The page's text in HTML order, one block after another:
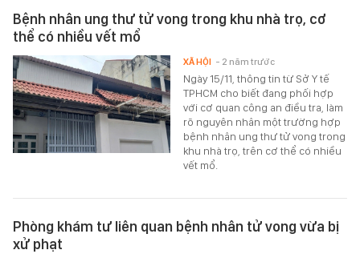
Bệnh nhân ung thư tử vong trong khu nhà trọ, cơ
thể có nhiều vết mổ
Ngày 15/11, thông tin từ Sở Y tế
TPHCM cho biết đang phối hợp
với cơ quan công an điều tra, làm
rõ nguyên nhân một trường hợp
bệnh nhân ung thư tử vong trong
khu nhà trọ, trên cơ thể có nhiều
vết mổ.
XÃ HỘI - 2 năm trước
Phòng khám tư liên quan bệnh nhân tử vong vừa bị
xử phạt